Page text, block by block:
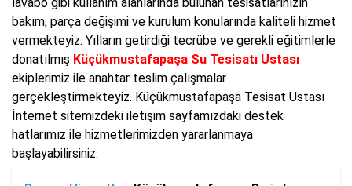
bakım, parça değişimi ve kurulum konularında kaliteli hizmet
vermekteyiz. Yılların getirdiği tecrübe ve gerekli eğitimlerle
donatılmış Küçükmustafapaşa Su Tesisatı Ustası
ekiplerimiz ile anahtar teslim çalışmalar
gerçekleştirmekteyiz. Küçükmustafapaşa Tesisat Ustası
İnternet sitemizdeki iletişim sayfamızdaki destek
hatlarımız ile hizmetlerimizden yararlanmaya
başlayabilirsiniz.